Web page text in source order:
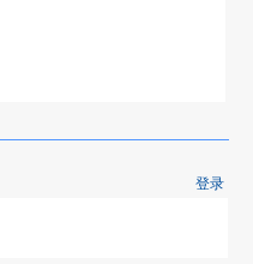
登录